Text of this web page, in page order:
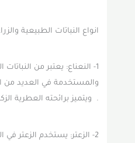
انواع النباتات الطبيعية
1- النعناع: يعتبر من
والمستخدمة في العديد من
. ويتميز برائحته العطرية
2- الزعتر: يستخدم الزعتر